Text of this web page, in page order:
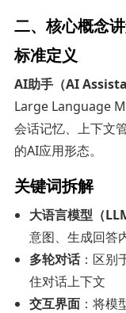
二、核心概念
标准定义
AI助手（AI
Large Language
会话记忆、上下文
的AI应用形态。
关键词拆解
大语言模型（
意图、生成回答
多轮对话：区别
住对话上下文
交互界面 ：将